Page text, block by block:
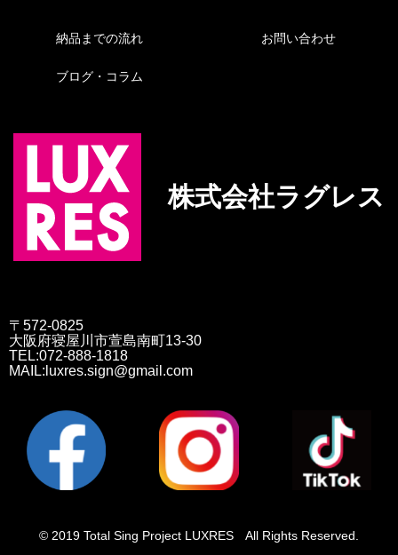
納品までの流れ
ブログ・コラム
お問い合わせ
株式会社ラグレス
〒572-0825
大阪府寝屋川市萱島南町13-30
TEL:072-888-1818
MAIL:luxres.sign@gmail.com
© 2019 Total Sing Project LUXRES All Rights Reserved.